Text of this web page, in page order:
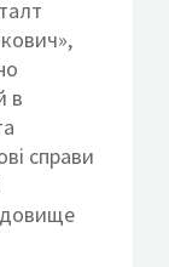
в
справи